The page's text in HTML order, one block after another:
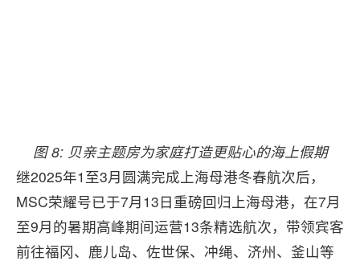
图 8: 贝亲主题房为家庭打造更贴心的海上假期
继2025年1至3月圆满完成上海母港冬春航次后，
MSC荣耀号已于7月13日重磅回归上海母港，在7月
至9月的暑期高峰期间运营13条精选航次，带领宾客
前往福冈、鹿儿岛、佐世保、冲绳、济州、釜山等